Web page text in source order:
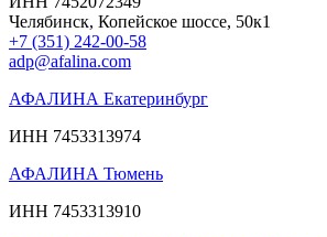
Челябинск, Копейское шоссе, 50к1
+7 (351) 242-00-58
adp@afalina.com
АФАЛИНА Екатеринбург
ИНН 7453313974
АФАЛИНА Тюмень
ИНН 7453313910